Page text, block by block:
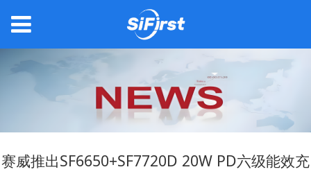
赛威推出SF6650+SF7720D 20W PD六级能效充